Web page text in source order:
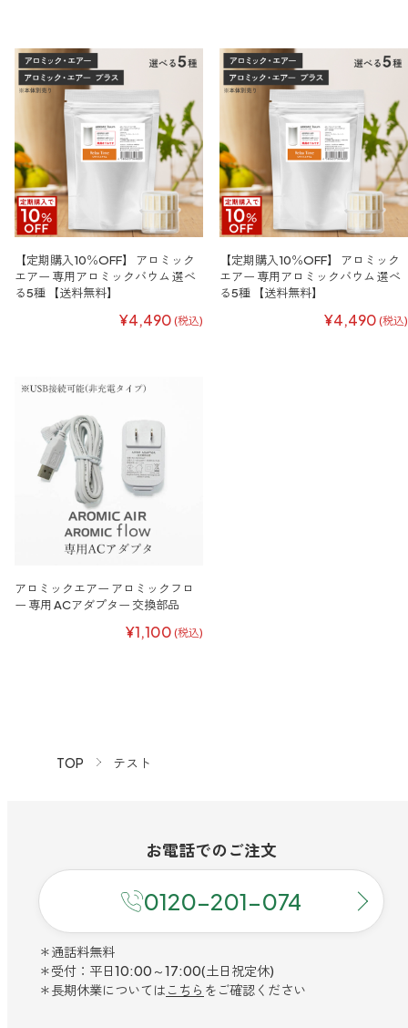
【定期購入10％OFF】 アロミック
エアー 専用アロミックバウム 選べ
る5種 【送料無料】
¥4,490 (税込)
【定期購入10％OFF】 アロミック
エアー 専用アロミックバウム 選べ
る5種 【送料無料】
¥4,490 (税込)
アロミックエアー アロミックフロ
ー 専用 ACアダプター 交換部品
¥1,100 (税込)
TOP テスト
お電話でのご注文
0120-201-074
＊通話料無料
＊受付：平日10:00～17:00(土日祝定休)
＊長期休業については こちら をご確認ください